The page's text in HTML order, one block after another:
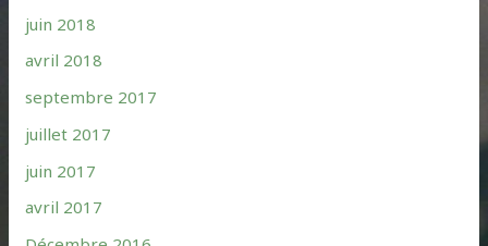
juin 2018
avril 2018
septembre 2017
juillet 2017
juin 2017
avril 2017